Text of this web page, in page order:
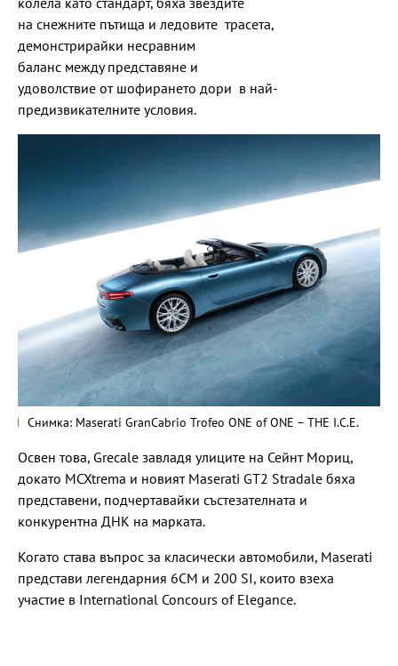
на снежните пътища и ледовите трасета,
демонстрирайки несравним
баланс между представяне и
удоволствие от шофирането дори в най-
предизвикателните условия.
Снимка: Maserati GranCabrio Trofeo ONE of ONE – THE I.C.E.
Освен това, Grecale завладя улиците на Сейнт Мориц,
докато MCXtrema и новият Maserati GT2 Stradale бяха
представени, подчертавайки състезателната и
конкурентна ДНК на марката.
Когато става въпрос за класически автомобили, Maserati
представи легендарния 6CM и 200 SI, които взеха
участие в International Concours of Elegance.